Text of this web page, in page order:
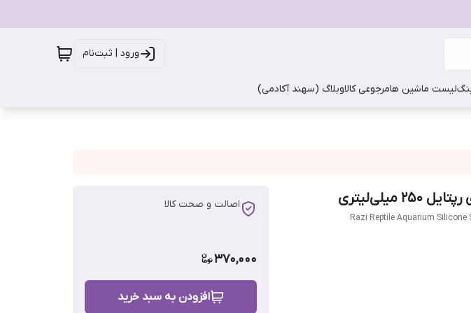
ورود | ثبت‌نام
لیست ماشین هامرجوعی کالاوبلاگ (سهند آکادمی)
Razi Reptile Aquarium Silicone
اصالت و صحت کالا
370,000
افزودن به سبد خرید